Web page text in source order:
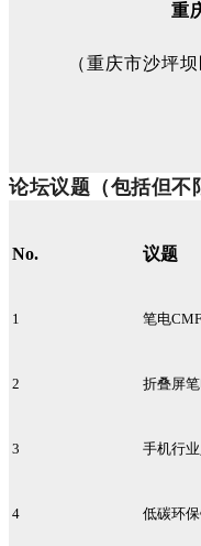
重
（重庆市沙坪
论坛议题（包括但不
No. 议题
1 笔电
2 折叠屏
3 手机行
4 低碳环